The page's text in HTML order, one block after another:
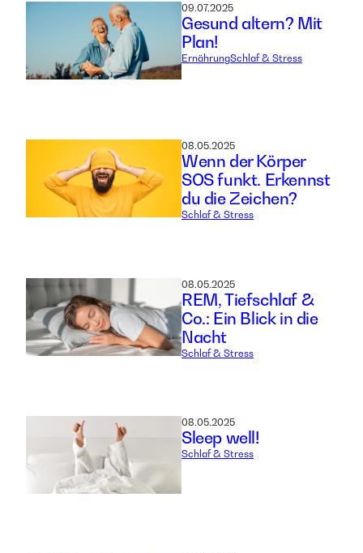
09.07.2025
Gesund altern? Mit
Plan!
ErnährungSchlaf & Stress
08.05.2025
Wenn der Körper
SOS funkt. Erkennst
du die Zeichen?
Schlaf & Stress
08.05.2025
REM, Tiefschlaf &
Co.: Ein Blick in die
Nacht
Schlaf & Stress
08.05.2025
Sleep well!
Schlaf & Stress